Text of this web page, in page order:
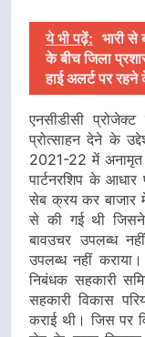
ये भी पढ़ें: भारी से
के बीच जिला
हाई अलर्ट पर रहने
एनसीडीसी
प्रोत्साहन देने के
2021-22 में अनामृत
पार्टनरशिप के
सेब क्रय कर बाजार
से की गई थी
बावउचर उपलब्ध
उपलब्ध नहीं
निबंधक सहकारी
सहकारी विकास
कराई थी। जिस पर